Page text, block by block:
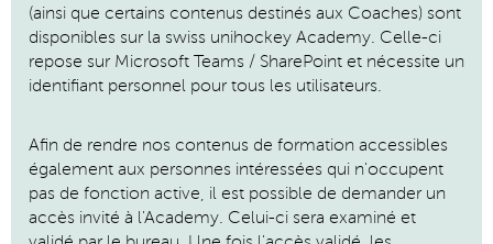
(ainsi que certains contenus destinés aux Coaches) sont
disponibles sur la swiss unihockey Academy. Celle-ci
repose sur Microsoft Teams / SharePoint et nécessite un
identifiant personnel pour tous les utilisateurs.
Afin de rendre nos contenus de formation accessibles
également aux personnes intéressées qui n'occupent
pas de fonction active, il est possible de demander un
accès invité à l'Academy. Celui-ci sera examiné et